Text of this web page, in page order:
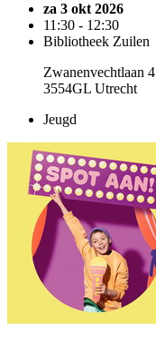
za 3 okt 2026
11:30 - 12:30
Bibliotheek Zuilen
Zwanenvechtlaan 4
3554GL Utrecht
Jeugd